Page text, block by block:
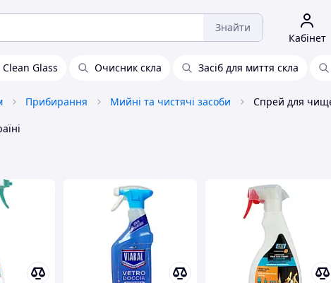
Знайти
Кабінет
Glass Очисник скла Засіб для миття скла
Прибирання Мийні та чистячі засоби